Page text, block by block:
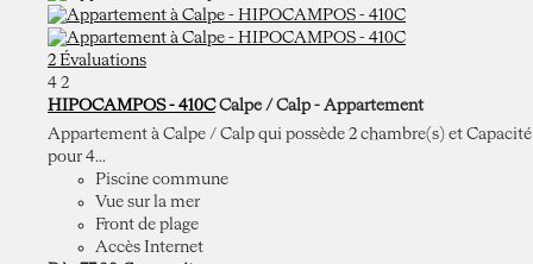
2 Évaluations
4 2
HIPOCAMPOS - 410C Calpe / Calp - Appartement
Appartement à Calpe / Calp qui possède 2 chambre(s) et Capacité
pour 4...
Piscine commune
Vue sur la mer
Front de plage
Accès Internet